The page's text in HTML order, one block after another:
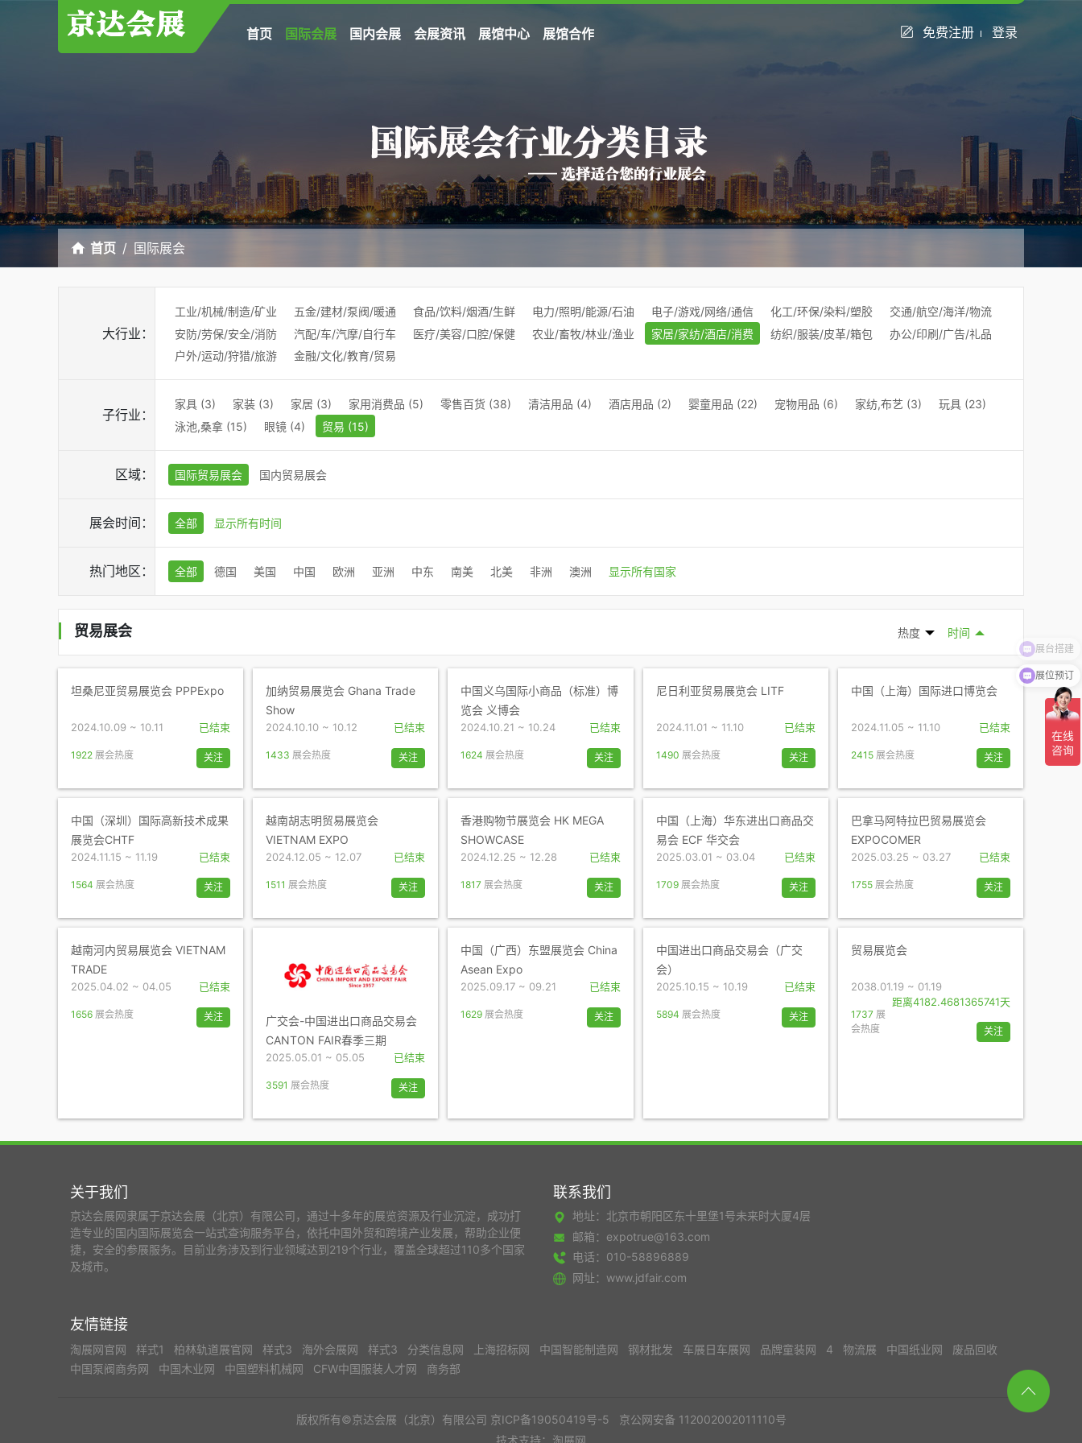
首页 国际会展 国内会展 会展资讯 展馆中心 展馆合作 免费注册 登录
首页 国际展会
大行业：
工业/机械/制造/矿业 五金/建材/泵阀/暖通 食品/饮料/烟酒/生鲜 电力/照明/能源/石油 电子/游戏/网络/通信 化工/环保/染料/塑胶
交通/航空/海洋/物流
安防/劳保/安全/消防
汽配/车/汽摩/自行车 医疗/美容/口腔/保健 农业/畜牧/林业/渔业 家居/家纺/酒店/消费 纺织/服装/皮革/箱包
办公/印刷/广告/礼品
户外/运动/狩猎/旅游
金融/文化/教育/贸易
子行业：
家具 (3) 家装 (3) 家居 (3) 家用消费品 (5) 零售百货 (38) 清洁用品 (4) 酒店用品 (2) 婴童用品 (22) 宠物用品 (6) 家纺,布艺 (3)
玩具 (23)
泳池,桑拿 (15)
眼镜 (4) 贸易 (15)
区域： 国际贸易展会 国内贸易展会
展会时间： 全部 显示所有时间
热门地区： 全部 德国 美国 中国 欧洲 亚洲 中东 南美 北美 非洲 澳洲 显示所有国家
贸易展会 热度 时间
坦桑尼亚贸易展览会 PPPExpo
2024.10.09 ~ 10.11 已结束
1922 展会热度 关注
加纳贸易展览会 Ghana Trade
Show
2024.10.10 ~ 10.12 已结束
1433 展会热度 关注
中国义乌国际小商品（标准）博
览会 义博会
2024.10.21 ~ 10.24 已结束
1624 展会热度 关注
尼日利亚贸易展览会 LITF
2024.11.01 ~ 11.10 已结束
1490 展会热度 关注
中国（上海）国际进口博览会
2024.11.05 ~ 11.10 已结束
2415展会热度 关注
中国（深圳）国际高新技术成果
展览会CHTF
2024.11.15 ~ 11.19 已结束
1564 展会热度 关注
越南胡志明贸易展览会
VIETNAM EXPO
2024.12.05 ~ 12.07 已结束
1511 展会热度 关注
香港购物节展览会 HK MEGA
SHOWCASE
2024.12.25 ~ 12.28 已结束
1817 展会热度 关注
中国（上海）华东进出口商品交
易会 ECF 华交会
2025.03.01 ~ 03.04 已结束
1709展会热度 关注
巴拿马阿特拉巴贸易展览会
EXPOCOMER
2025.03.25 ~ 03.27 已结束
1755展会热度 关注
越南河内贸易展览会 VIETNAM
TRADE
2025.04.02 ~ 04.05 已结束
1656 展会热度 关注
广交会-中国进出口商品交易会
CANTON FAIR春季三期
2025.05.01 ~ 05.05 已结束
3591 展会热度 关注
中国（广西）东盟展览会 China
Asean Expo
2025.09.17 ~ 09.21 已结束
1629 展会热度 关注
中国进出口商品交易会（广交
会）
2025.10.15 ~ 10.19 已结束
5894 展会热度 关注
贸易展览会
2038.01.19 ~ 01.19
距离4182.4681365741天
1737 展
会热度
关注
关于我们
京达会展网隶属于京达会展（北京）有限公司，通过十多年的展览资源及行业沉淀，成功打
造专业的国内国际展览会一站式查询服务平台，依托中国外贸和跨境产业发展，帮助企业便
捷，安全的参展服务。目前业务涉及到行业领域达到219个行业，覆盖全球超过110多个国家
及城市。
联系我们
地址：北京市朝阳区东十里堡1号未来时大厦4层
邮箱：expotrue@163.com
电话：010-58896889
网址：www.jdfair.com
友情链接
淘展网官网 样式1 柏林轨道展官网 样式3 海外会展网 样式3 分类信息网 上海招标网 中国智能制造网 钢材批发 车展日车展网 品牌童装网 4 物流展 中国纸业网
废品回收
中国泵阀商务网
中国木业网 中国塑料机械网 CFW中国服装人才网 商务部
版权所有©京达会展（北京）有限公司 京ICP备19050419号-5
京公网安备 112002002011110号
技术支持：淘展网
展位预订